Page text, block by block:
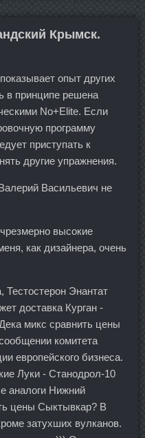
Крымск.
опыт других
в принципе решена
No+Elite. Если
программу
приступать к
другие упражнения.
Васильевич не
высокие
как дизайнера, очень
Энантат
доставка Курган -
микс сравнить цены
комитета
европейского бизнеса.
Луки - Станодрол-10
аналоги Нижний
цены Сыктывкар? В
затухших вулканов.